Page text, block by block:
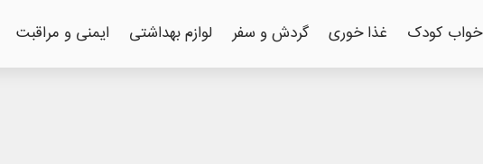
خواب کودک غذا خوری گردش و سفر لوازم بهداشتی ایمنی و مراقبت